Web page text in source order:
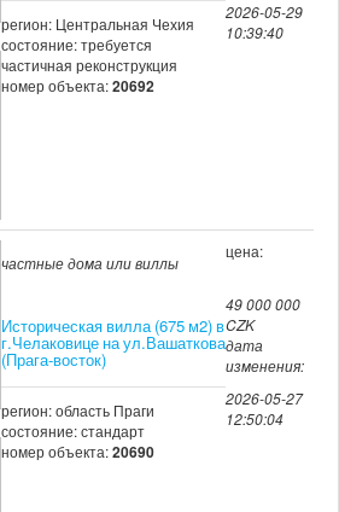
регион: Центральная Чехия
состояние: требуется
частичная реконструкция
номер объекта:20692
2026-05-29
10:39:40
частные дома или виллы
Историческая вилла (675 м2) в
г.Челаковице на ул.Вашаткова
(Прага-восток)
регион: область Праги
состояние: стандарт
номер объекта:20690
цена:
49 000 000
CZK
дата
изменения:
2026-05-27
12:50:04